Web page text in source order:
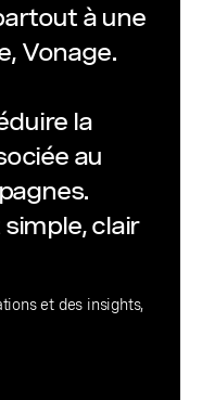
à une
Vonage.
la
au
clair
et des insights,